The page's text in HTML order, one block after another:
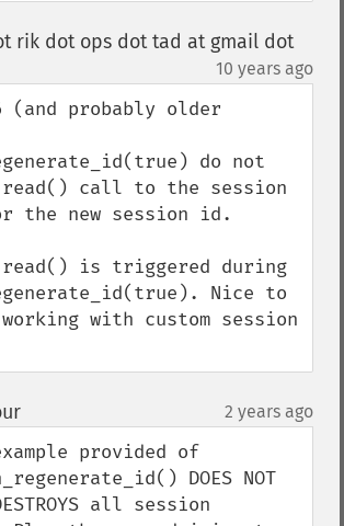
rik dot ops dot tad at gmail dot
10 years ago
(and probably older
do not
call to the session
the new session id.
read() is triggered during
Nice to
working with custom session
¶ 2 years ago
provided of
DOES NOT
all session